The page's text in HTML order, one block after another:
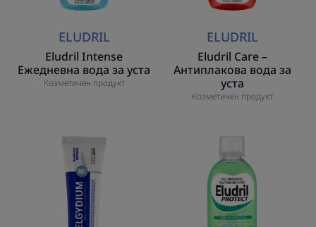
ELUDRIL
Eludril Intense
Ежедневна вода за уста
Козметичен продукт
ELUDRIL
Eludril Care –
Антиплакова вода за
уста
Козметичен продукт
ELGYDIUM
WHITENING
Избелваща
паста
за
зъби
Protect
Ежедневна
вода
за
уста